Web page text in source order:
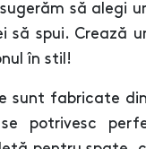
să alegi
să spui. Crează
în stil!
sunt fabricate
potrivesc